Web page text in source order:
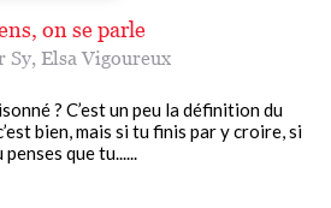
on se parle
Sy, Elsa Vigoureux
? C’est un peu la définition du
bien, mais si tu finis par y croire, si
penses que tu......